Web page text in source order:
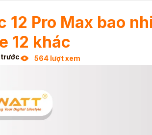
12 Pro Max bao
12 khác
trước 564 lượt xem